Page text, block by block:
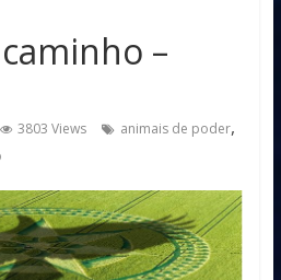
–
3803 Views animais de poder,